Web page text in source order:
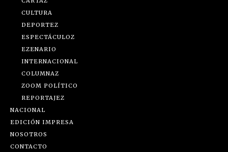
CULTURA
DEPORTEZ
ESPECTÁCULOZ
EZENARIO
INTERNACIONAL
COLUMNAZ
ZOOM POLÍTICO
REPORTAJEZ
NACIONAL
EDICIÓN IMPRESA
NOSOTROS
CONTACTO